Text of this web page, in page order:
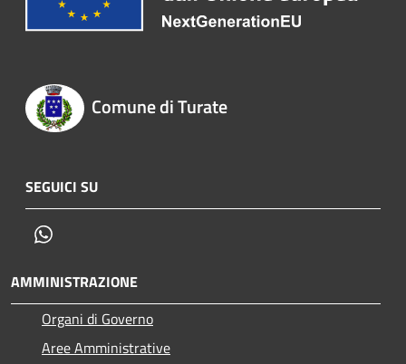
Comune di Turate
SEGUICI SU
AMMINISTRAZIONE
Organi di Governo
Aree Amministrative